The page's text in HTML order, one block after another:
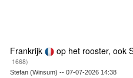
Frankrijk op het rooster, ook
1668)
Stefan (Winsum) -- 07-07-2026 14:38